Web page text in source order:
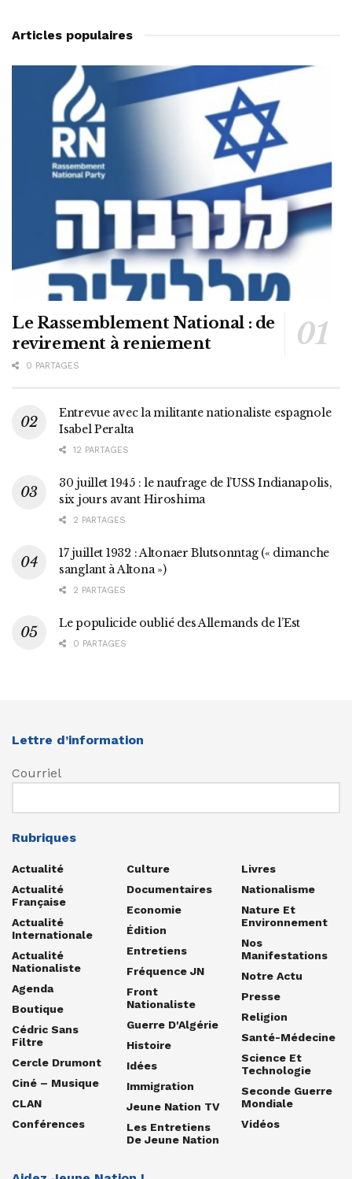
Articles populaires
Le Rassemblement National : de
revirement à reniement
0 PARTAGES
Entrevue avec la militante nationaliste espagnole
Isabel Peralta
12 PARTAGES
30 juillet 1945 : le naufrage de l’USS Indianapolis,
six jours avant Hiroshima
2 PARTAGES
17 juillet 1932 : Altonaer Blutsonntag (« dimanche
sanglant à Altona »)
2 PARTAGES
Le populicide oublié des Allemands de l’Est
0 PARTAGES
Lettre d’information
Courriel
Rubriques
Actualité
Actualité
Française
Actualité
Internationale
Actualité
Nationaliste
Agenda
Boutique
Cédric Sans
Filtre
Cercle Drumont
Ciné – Musique
CLAN
Conférences
Culture
Documentaires
Economie
Édition
Entretiens
Fréquence JN
Front
Nationaliste
Guerre D'Algérie
Histoire
Idées
Immigration
Jeune Nation TV
Les Entretiens
De Jeune Nation
Livres
Nationalisme
Nature Et
Environnement
Nos
Manifestations
Notre Actu
Presse
Religion
Santé-Médecine
Science Et
Technologie
Seconde Guerre
Mondiale
Vidéos